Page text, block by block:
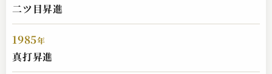
二ツ目昇進
1985年
真打昇進